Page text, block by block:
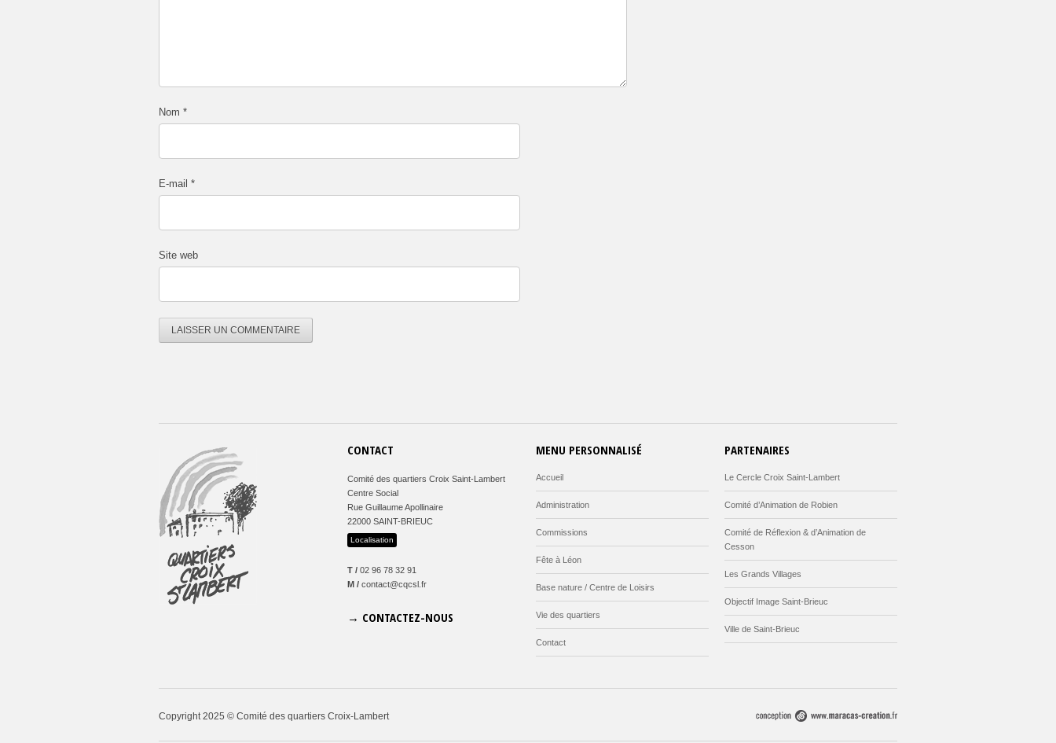
Nom *
E-mail *
Site web
CONTACT
Comité des quartiers Croix Saint-Lambert
Centre Social
Rue Guillaume Apollinaire
22000 SAINT-BRIEUC
Localisation
T / 02 96 78 32 91
M / contact@cqcsl.fr
→ CONTACTEZ-NOUS
MENU PERSONNALISÉ
Accueil
Administration
Commissions
Fête à Léon
Base nature / Centre de Loisirs
Vie des quartiers
Contact
PARTENAIRES
Le Cercle Croix Saint-Lambert
Comité d’Animation de Robien
Comité de Réflexion & d’Animation de
Cesson
Les Grands Villages
Objectif Image Saint-Brieuc
Ville de Saint-Brieuc
Copyright 2025 © Comité des quartiers Croix-Lambert